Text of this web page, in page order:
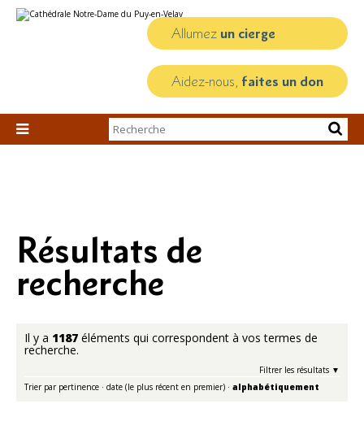
au
personnels
Allumez un cierge
Aidez-nous, faites un don

Chercher par
Recherche
Résultats de
recherche
Il y a 1187 éléments qui correspondent à vos termes de
recherche.
Filtrer les résultats
Trier par pertinence · date (le plus récent en premier) · alphabétiquement